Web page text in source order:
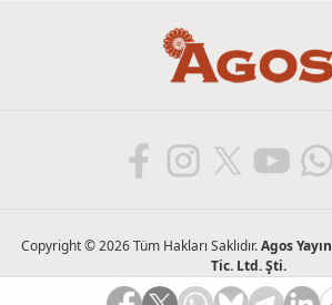
Copyright © 2026 Tüm Hakları Saklıdır.Agos
Tic. Ltd. Şti.